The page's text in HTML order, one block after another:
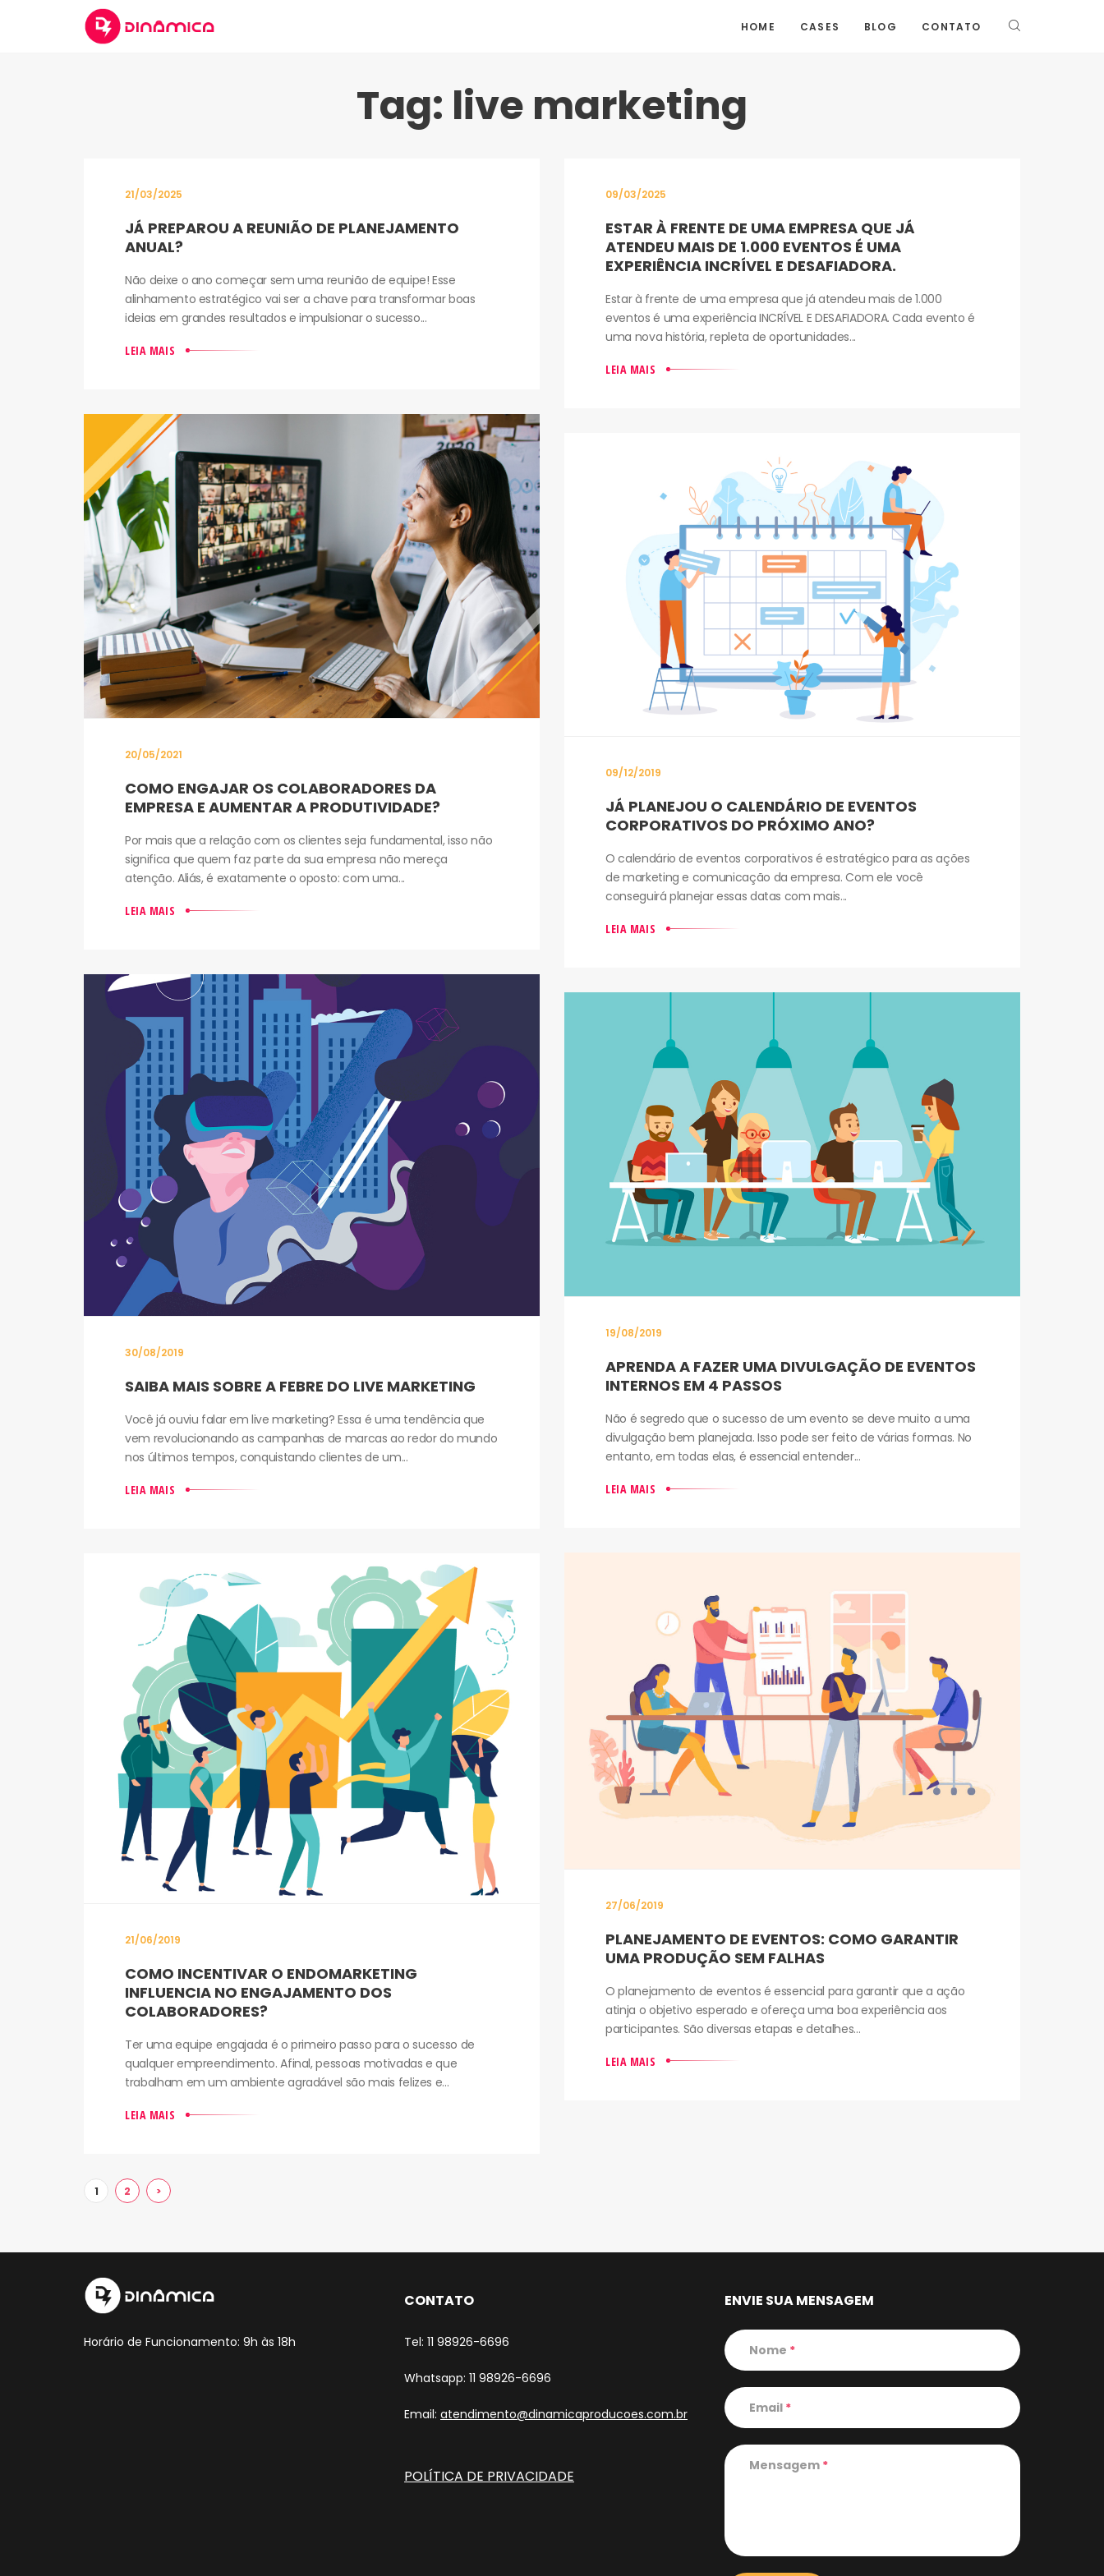
HOME CASES BLOG CONTATO
Tag: live marketing
21/03/2025
JÁ PREPAROU A REUNIÃO DE PLANEJAMENTO
ANUAL?
Não deixe o ano começar sem uma reunião de equipe! Esse
alinhamento estratégico vai ser a chave para transformar boas
ideias em grandes resultados e impulsionar o sucesso...
LEIA MAIS
09/03/2025
ESTAR À FRENTE DE UMA EMPRESA QUE JÁ
ATENDEU MAIS DE 1.000 EVENTOS É UMA
EXPERIÊNCIA INCRÍVEL E DESAFIADORA.
Estar à frente de uma empresa que já atendeu mais de 1.000
eventos é uma experiência INCRÍVEL E DESAFIADORA. Cada evento é
uma nova história, repleta de oportunidades...
LEIA MAIS
20/05/2021
COMO ENGAJAR OS COLABORADORES DA
EMPRESA E AUMENTAR A PRODUTIVIDADE?
Por mais que a relação com os clientes seja fundamental, isso não
significa que quem faz parte da sua empresa não mereça
atenção. Aliás, é exatamente o oposto: com uma...
LEIA MAIS
09/12/2019
JÁ PLANEJOU O CALENDÁRIO DE EVENTOS
CORPORATIVOS DO PRÓXIMO ANO?
O calendário de eventos corporativos é estratégico para as ações
de marketing e comunicação da empresa. Com ele você
conseguirá planejar essas datas com mais...
LEIA MAIS
30/08/2019
SAIBA MAIS SOBRE A FEBRE DO LIVE MARKETING
Você já ouviu falar em live marketing? Essa é uma tendência que
vem revolucionando as campanhas de marcas ao redor do mundo
nos últimos tempos, conquistando clientes de um...
LEIA MAIS
19/08/2019
APRENDA A FAZER UMA DIVULGAÇÃO DE EVENTOS
INTERNOS EM 4 PASSOS
Não é segredo que o sucesso de um evento se deve muito a uma
divulgação bem planejada. Isso pode ser feito de várias formas. No
entanto, em todas elas, é essencial entender...
LEIA MAIS
27/06/2019
PLANEJAMENTO DE EVENTOS: COMO GARANTIR
UMA PRODUÇÃO SEM FALHAS
O planejamento de eventos é essencial para garantir que a ação
atinja o objetivo esperado e ofereça uma boa experiência aos
participantes. São diversas etapas e detalhes...
LEIA MAIS
21/06/2019
COMO INCENTIVAR O ENDOMARKETING
INFLUENCIA NO ENGAJAMENTO DOS
COLABORADORES?
Ter uma equipe engajada é o primeiro passo para o sucesso de
qualquer empreendimento. Afinal, pessoas motivadas e que
trabalham em um ambiente agradável são mais felizes e...
LEIA MAIS
1 2 >
Horário de Funcionamento: 9h às 18h
CONTATO
Tel: 11 98926-6696
Whatsapp: 11 98926-6696
Email: atendimento@dinamicaproducoes.com.br
POLÍTICA DE PRIVACIDADE
ENVIE SUA MENSAGEM
Nome *
Email *
Mensagem *